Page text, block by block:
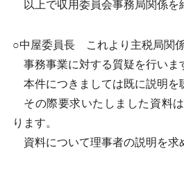
以上で収用委員会事務局関係を
○中屋委員長 これより主税局関係
事務事業に対する質疑を行いま
本件につきましては既に説明を
その際要求いたしました資料
ります。
資料について理事者の説明を求